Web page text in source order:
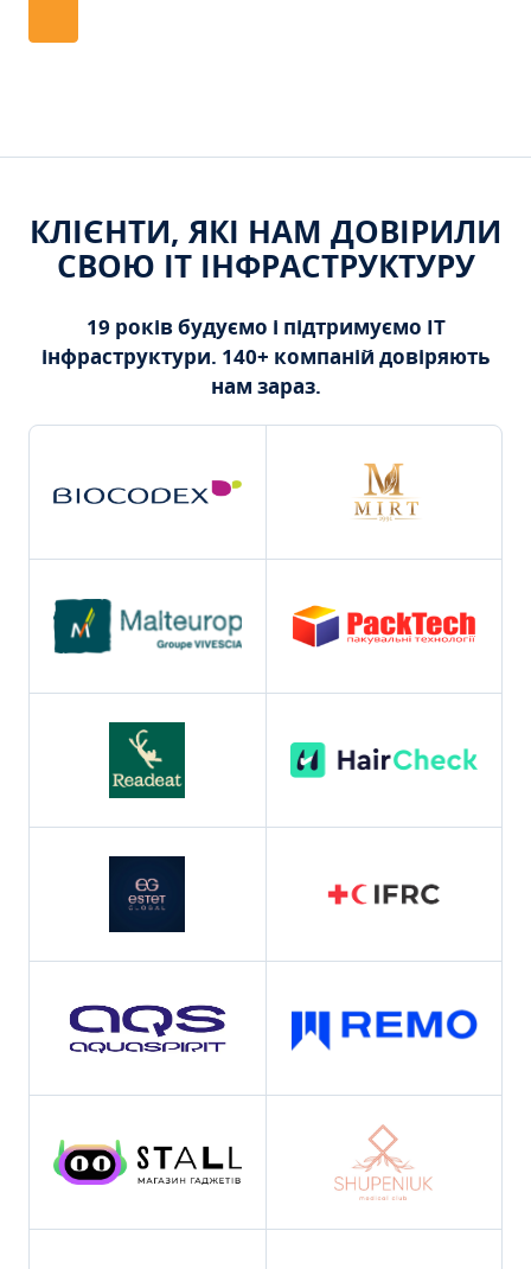
КЛІЄНТИ, ЯКІ НАМ ДОВІРИЛИ
СВОЮ ІТ ІНФРАСТРУКТУРУ
19 років будуємо і підтримуємо ІТ
інфраструктури. 140+ компаній довіряють
нам зараз.